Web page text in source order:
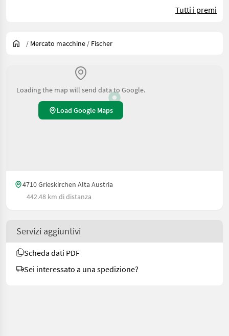
Tutti i premi
/ Mercato macchine / Fischer
Loading the map will send data to Google.
Load Google Maps
4710 Grieskirchen Alta Austria
442.48 km di distanza
Servizi aggiuntivi
Scheda dati PDF
Sei interessato a una spedizione?